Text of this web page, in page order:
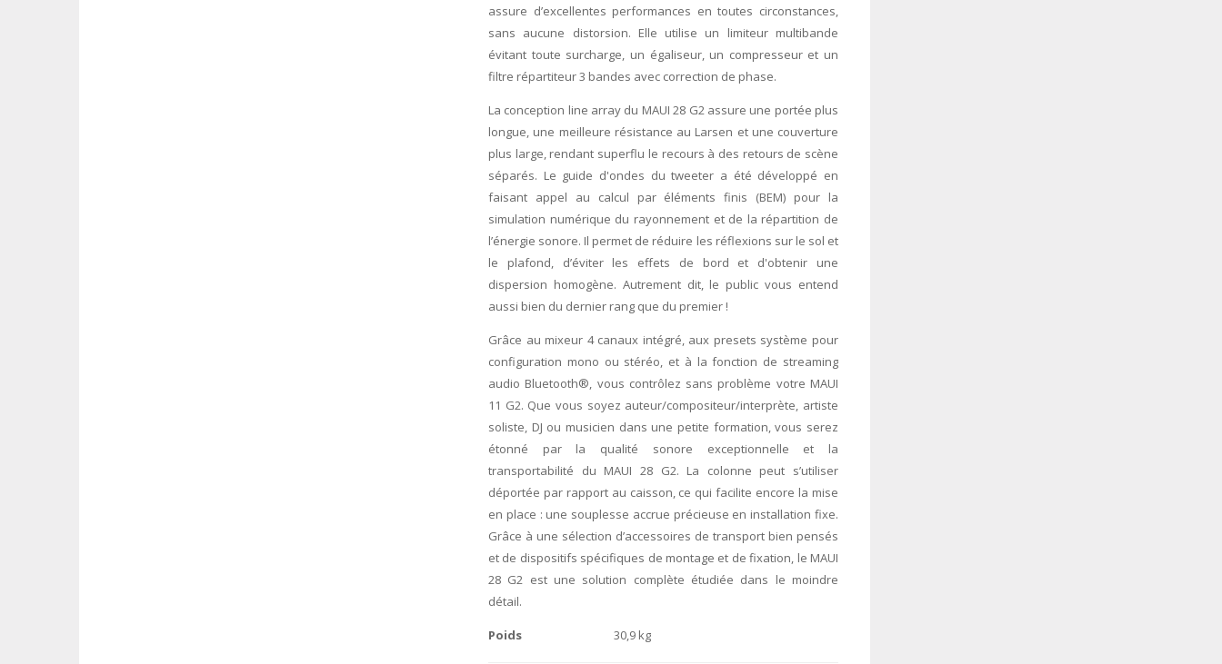
assure d’excellentes performances en toutes circonstances,
sans aucune distorsion. Elle utilise un limiteur multibande
évitant toute surcharge, un égaliseur, un compresseur et un
filtre répartiteur 3 bandes avec correction de phase.
La conception line array du MAUI 28 G2 assure une portée plus
longue, une meilleure résistance au Larsen et une couverture
plus large, rendant superflu le recours à des retours de scène
séparés. Le guide d'ondes du tweeter a été développé en
faisant appel au calcul par éléments finis (BEM) pour la
simulation numérique du rayonnement et de la répartition de
l’énergie sonore. Il permet de réduire les réflexions sur le sol et
le plafond, d’éviter les effets de bord et d'obtenir une
dispersion homogène. Autrement dit, le public vous entend
aussi bien du dernier rang que du premier !
Grâce au mixeur 4 canaux intégré, aux presets système pour
configuration mono ou stéréo, et à la fonction de streaming
audio Bluetooth®, vous contrôlez sans problème votre MAUI
11 G2. Que vous soyez auteur/compositeur/interprète, artiste
soliste, DJ ou musicien dans une petite formation, vous serez
étonné par la qualité sonore exceptionnelle et la
transportabilité du MAUI 28 G2. La colonne peut s’utiliser
déportée par rapport au caisson, ce qui facilite encore la mise
en place : une souplesse accrue précieuse en installation fixe.
Grâce à une sélection d’accessoires de transport bien pensés
et de dispositifs spécifiques de montage et de fixation, le MAUI
28 G2 est une solution complète étudiée dans le moindre
détail.
Poids 30,9 kg